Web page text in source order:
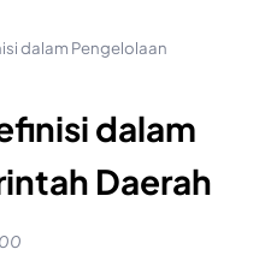
dalam Pengelolaan
dalam
Daerah